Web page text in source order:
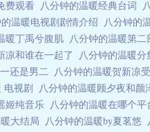
费观看 八分钟的温暖经典台词
的温暖电视剧剧情介绍 八分钟的
暖丁禹兮腹肌 八分钟的温暖第二
凉和谁在一起了 八分钟的温暖分
还是男二 八分钟的温暖贺新凉
电视剧 八分钟的温暖顾夕夜和颜
姬纯音乐 八分钟的温暖在哪个平
大结局 八分钟的温暖by夏茗悠